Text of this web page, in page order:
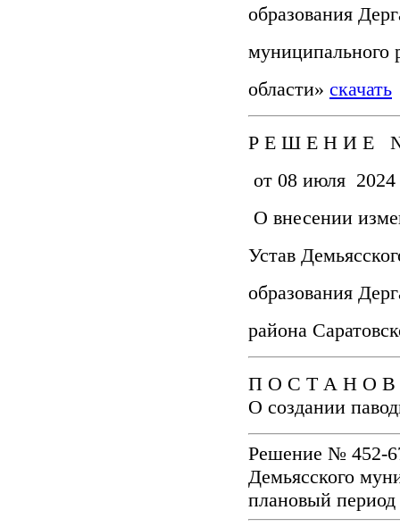
образования
муниципального
области» скачать
Р Е Ш Е Н И Е
от 08 июля 2024
О внесении
Устав
образования
района
П О С Т А Н О В
О создании
Решение № 452-
Демьясского
плановый